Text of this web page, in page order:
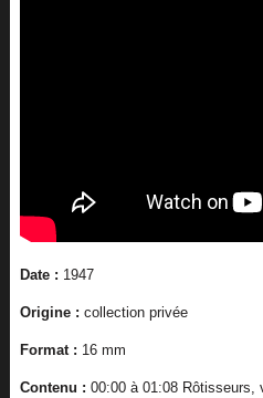
Date : 1947
Origine : collection privée
Format : 16 mm
Contenu : 00:00 à 01:08 Rôtisseurs,